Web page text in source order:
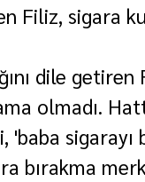
Filiz, sigara
dile getiren
olmadı.
'baba sigarayı
bırakma